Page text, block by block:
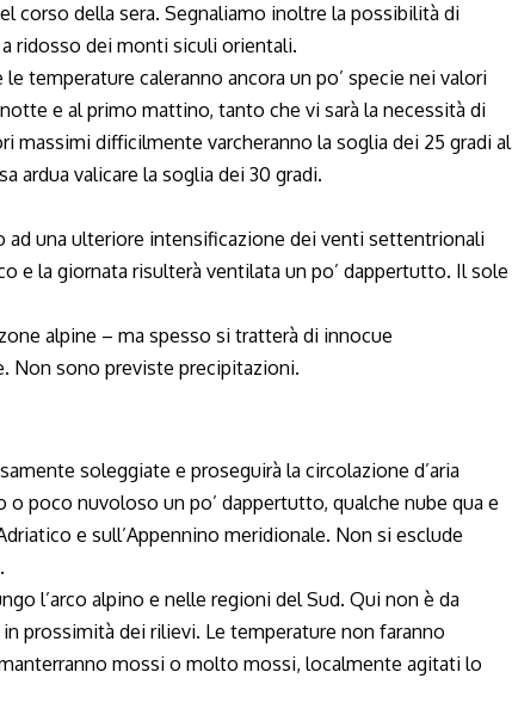
corso della sera. Segnaliamo inoltre la possibilità di
ridosso dei monti siculi orientali.
temperature caleranno ancora un po’ specie nei valori
e al primo mattino, tanto che vi sarà la necessità di
massimi difficilmente varcheranno la soglia dei 25 gradi al
ardua valicare la soglia dei 30 gradi.
una ulteriore intensificazione dei venti settentrionali
e la giornata risulterà ventilata un po’ dappertutto. Il sole
alpine – ma spesso si tratterà di innocue
Non sono previste precipitazioni.
soleggiate e proseguirà la circolazione d’aria
poco nuvoloso un po’ dappertutto, qualche nube qua e
e sull’Appennino meridionale. Non si esclude
l’arco alpino e nelle regioni del Sud. Qui non è da
prossimità dei rilievi. Le temperature non faranno
mossi o molto mossi, localmente agitati lo